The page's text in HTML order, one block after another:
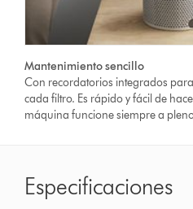
Mantenimiento sencillo
Con recordatorios integrados
cada filtro. Es rápido y fácil de
máquina funcione siempre a
Especificaciones